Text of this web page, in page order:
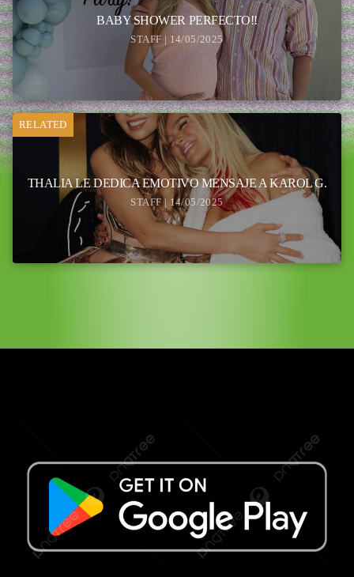
BABY SHOWER PERFECTO!!
STAFF | 14/05/2025
RELATED
THALIA LE DEDICA EMOTIVO MENSAJE A KAROL G.
STAFF | 14/05/2025